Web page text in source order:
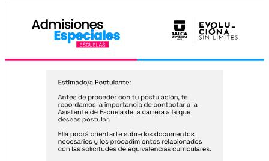
OTRAS UNIVERSIDADES
DATOS PERSONALES:
Tipo de documento *